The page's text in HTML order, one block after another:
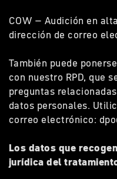
COW – Audición en
dirección de correo
También puede
con nuestro RPD, que
preguntas
datos personales.
correo electrónico:
Los datos que
jurídica del